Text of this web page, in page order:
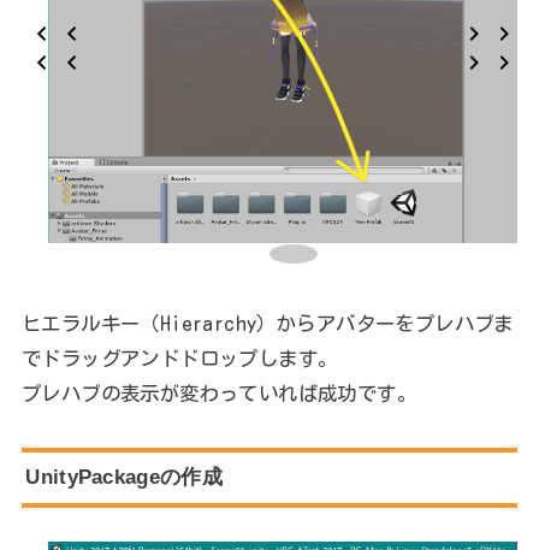
ヒエラルキー（Hierarchy）からアバターをプレハブま
でドラッグアンドドロップします。
プレハブの表示が変わっていれば成功です。
UnityPackageの作成